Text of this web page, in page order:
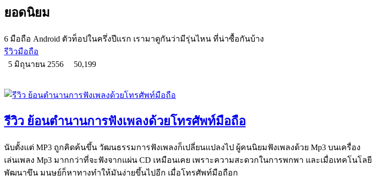
ยอดนิยม
6 มือถือ Android ตัวท็อปในครึ่งปีแรก เรามาดูกันว่ามีรุ่นไหน ที่น่าซื้อกันบ้าง
รีวิวมือถือ
5 มิถุนายน 2556
50,199
รีวิว ย้อนตำนานการฟังเพลงด้วยโทรศัพท์มือถือ
นับตั้งแต่ MP3 ถูกคิดค้นขึ้น วัฒนธรรมการฟังเพลงก็เปลี่ยนแปลงไป ผู้คนนิยมฟังเพลงด้วย Mp3 บนเครื่อง
เล่นเพลง Mp3 มากกว่าที่จะฟังจากแผ่น CD เหมือนเคย เพราะความสะดวกในการพกพา และเมื่อเทคโนโลยี
พัฒนาขึน มนุษย์ก็หาทางทำให้มันง่ายขึ้นไปอีก เมื่อโทรศัพท์มือถือก